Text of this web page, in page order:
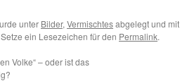
unter Bilder, Vermischtesabgelegt und mit
ein Lesezeichen für den Permalink.
Volke“ – oder ist das